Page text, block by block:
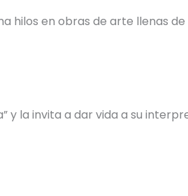
hilos en obras de arte llenas
y la invita a dar vida a su